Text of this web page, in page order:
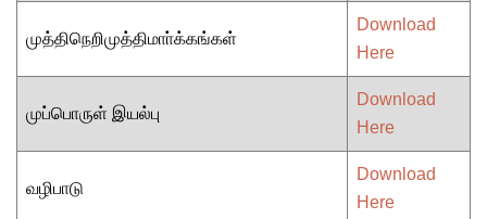
முத்திநெறிமுத்திமாா்க்கங்கள்
Download
Here
முப்பொருள் இயல்பு
Download
Here
வழிபாடு
Download
Here